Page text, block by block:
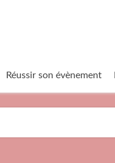
Réussir son évènement